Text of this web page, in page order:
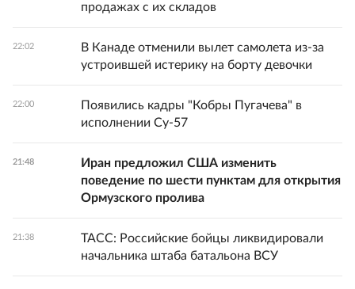
продажах с их складов
22:02
В Канаде отменили вылет самолета из-за
устроившей истерику на борту девочки
22:00
Появились кадры "Кобры Пугачева" в
исполнении Су-57
21:48
Иран предложил США изменить
поведение по шести пунктам для открытия
Ормузского пролива
21:38
ТАСС: Российские бойцы ликвидировали
начальника штаба батальона ВСУ